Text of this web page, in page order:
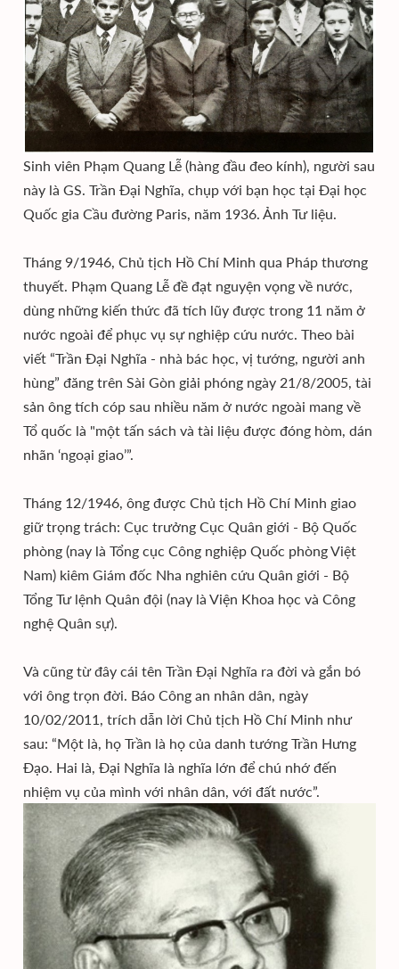
Sinh viên Phạm Quang Lễ (hàng đầu đeo kính), người sau
này là GS. Trần Đại Nghĩa, chụp với bạn học tại Đại học
Quốc gia Cầu đường Paris, năm 1936. Ảnh Tư liệu.
Tháng 9/1946, Chủ tịch Hồ Chí Minh qua Pháp thương
thuyết. Phạm Quang Lễ đề đạt nguyện vọng về nước,
dùng những kiến thức đã tích lũy được trong 11 năm ở
nước ngoài để phục vụ sự nghiệp cứu nước. Theo bài
viết “Trần Đại Nghĩa - nhà bác học, vị tướng, người anh
hùng” đăng trên Sài Gòn giải phóng ngày 21/8/2005, tài
sản ông tích cóp sau nhiều năm ở nước ngoài mang về
Tổ quốc là "một tấn sách và tài liệu được đóng hòm, dán
nhãn ‘ngoại giao’”.
Tháng 12/1946, ông được Chủ tịch Hồ Chí Minh giao
giữ trọng trách: Cục trưởng Cục Quân giới - Bộ Quốc
phòng (nay là Tổng cục Công nghiệp Quốc phòng Việt
Nam) kiêm Giám đốc Nha nghiên cứu Quân giới - Bộ
Tổng Tư lệnh Quân đội (nay là Viện Khoa học và Công
nghệ Quân sự).
Và cũng từ đây cái tên Trần Đại Nghĩa ra đời và gắn bó
với ông trọn đời. Báo Công an nhân dân, ngày
10/02/2011, trích dẫn lời Chủ tịch Hồ Chí Minh như
sau: “Một là, họ Trần là họ của danh tướng Trần Hưng
Đạo. Hai là, Đại Nghĩa là nghĩa lớn để chú nhớ đến
nhiệm vụ của mình với nhân dân, với đất nước”.